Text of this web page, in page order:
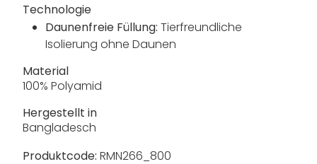
Technologie
Daunenfreie Füllung: Tierfreundliche
Isolierung ohne Daunen
Material
100% Polyamid
Hergestellt in
Bangladesch
Produktcode: RMN266_800